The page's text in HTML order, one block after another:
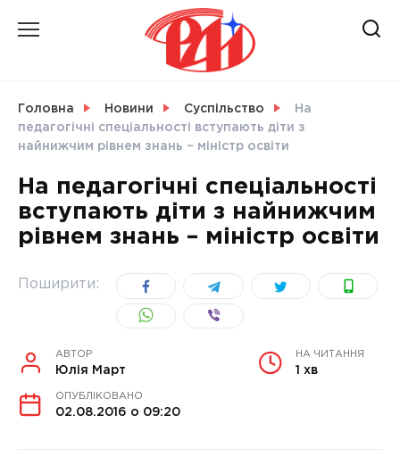
СВІТ
УКРАЇНА
Головна Новини Суспільство
На
педагогічні спеціальності вступають діти з
найнижчим рівнем знань – міністр освіти
На педагогічні спеціальності
вступають діти з найнижчим
рівнем знань – міністр освіти
Поширити:
АВТОР
Юлія Март
НА ЧИТАННЯ
1 хв
ОПУБЛІКОВАНО
02.08.2016 о 09:20